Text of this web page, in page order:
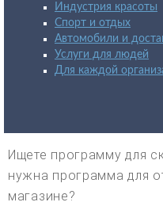
Индустрия красоты
Спорт и отдых
Автомобили и
Услуги для людей
Для каждой
Ищете программу для
нужна программа для
магазине?